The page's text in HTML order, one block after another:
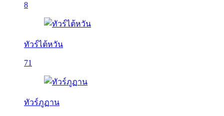
8
ทัวร์ไต้หวัน
71
ทัวร์ภูฏาน